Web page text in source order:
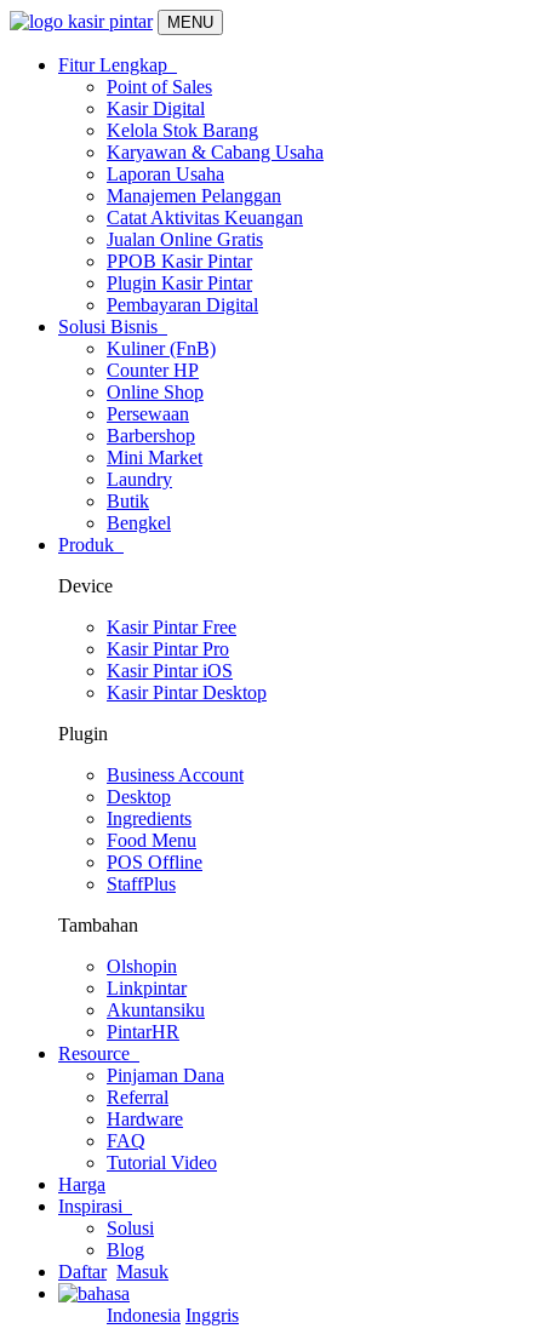
MENU
Fitur Lengkap
Point of Sales
Kasir Digital
Kelola Stok Barang
Karyawan & Cabang Usaha
Laporan Usaha
Manajemen Pelanggan
Catat Aktivitas Keuangan
Jualan Online Gratis
PPOB Kasir Pintar
Plugin Kasir Pintar
Pembayaran Digital
Solusi Bisnis
Kuliner (FnB)
Counter HP
Online Shop
Persewaan
Barbershop
Mini Market
Laundry
Butik
Bengkel
Produk
Device
Kasir Pintar Free
Kasir Pintar Pro
Kasir Pintar iOS
Kasir Pintar Desktop
Plugin
Business Account
Desktop
Ingredients
Food Menu
POS Offline
StaffPlus
Tambahan
Olshopin
Linkpintar
Akuntansiku
PintarHR
Resource
Pinjaman Dana
Referral
Hardware
FAQ
Tutorial Video
Harga
Inspirasi
Solusi
Blog
Daftar Masuk
Indonesia Inggris